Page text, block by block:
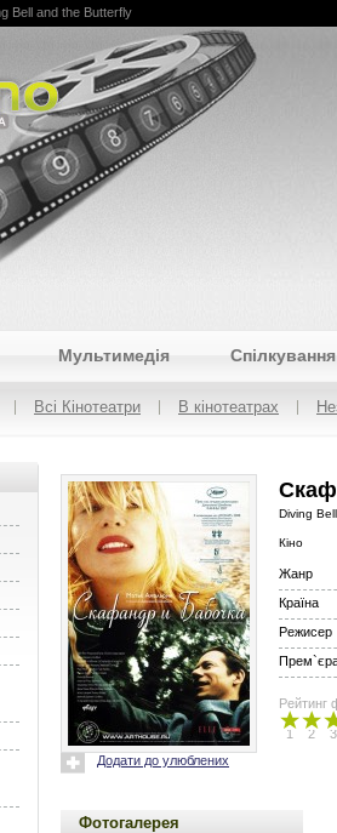
Bell and the Butterfly
Мультимедія Спілкування
Всі Кінотеатри В кінотеатрах
Додати до улюблених
Diving
Кіно
Жанр
Країна
Режисер
Прем`єра
Рейтинг
1 2 3
Фотогалерея